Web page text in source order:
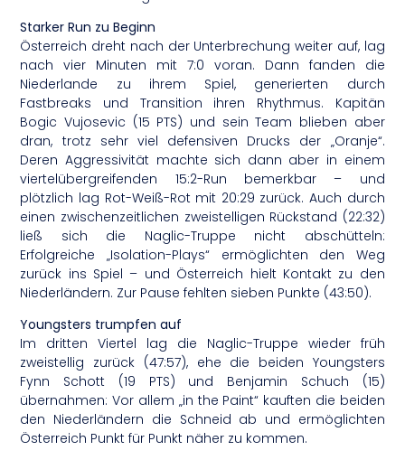
Starker Run zu Beginn
Österreich dreht nach der Unterbrechung weiter auf, lag
nach vier Minuten mit 7:0 voran. Dann fanden die
Niederlande zu ihrem Spiel, generierten durch
Fastbreaks und Transition ihren Rhythmus. Kapitän
Bogic Vujosevic (15 PTS) und sein Team blieben aber
dran, trotz sehr viel defensiven Drucks der „Oranje“.
Deren Aggressivität machte sich dann aber in einem
viertelübergreifenden 15:2-Run bemerkbar – und
plötzlich lag Rot-Weiß-Rot mit 20:29 zurück. Auch durch
einen zwischenzeitlichen zweistelligen Rückstand (22:32)
ließ sich die Naglic-Truppe nicht abschütteln:
Erfolgreiche „Isolation-Plays“ ermöglichten den Weg
zurück ins Spiel – und Österreich hielt Kontakt zu den
Niederländern. Zur Pause fehlten sieben Punkte (43:50).
Youngsters trumpfen auf
Im dritten Viertel lag die Naglic-Truppe wieder früh
zweistellig zurück (47:57), ehe die beiden Youngsters
Fynn Schott (19 PTS) und Benjamin Schuch (15)
übernahmen: Vor allem „in the Paint“ kauften die beiden
den Niederländern die Schneid ab und ermöglichten
Österreich Punkt für Punkt näher zu kommen.